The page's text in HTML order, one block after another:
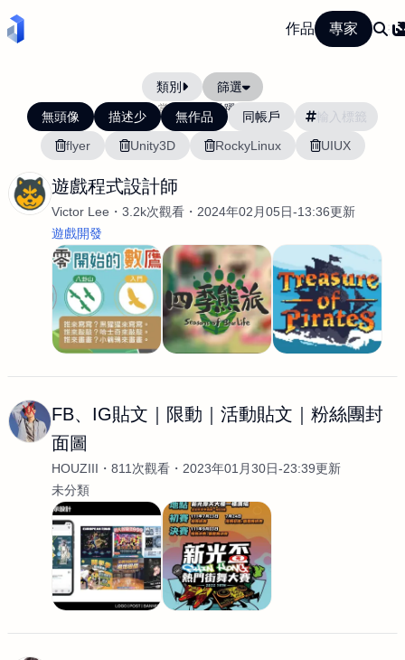
作品 專家
類別 篩選
當前排序: 活躍度
無頭像 描述少 無作品
同帳戶
flyer
Unity3D RockyLinux UIUX
遊戲程式設計師
Victor Lee 3.2k次觀看
2024年02月05日-13:36更新
遊戲開發
FB、IG貼文｜限動｜活動貼文｜粉絲團封
面圖
HOUZIII 811次觀看
2023年01月30日-23:39更新
未分類